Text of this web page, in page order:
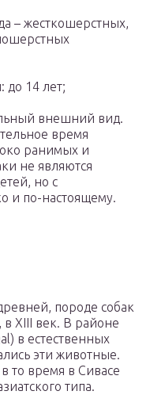
– жесткошерстных,
до 14 лет;
внешний вид.
время
ранимых и
не являются
но с
и по-настоящему.
породе собак
XIII век. В районе
в естественных
эти животные.
то время в Сивасе
типа.